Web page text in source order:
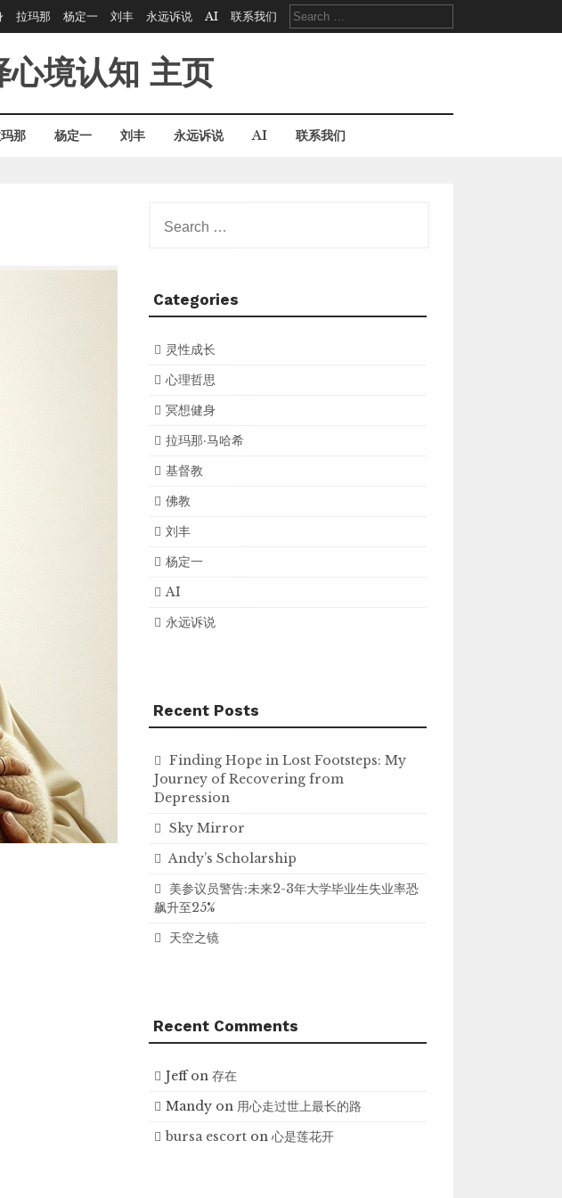
拉玛那 杨定一 刘丰 永远诉说 AI 联系我们
Search
for:
心境认知 主页
那 杨定一 刘丰 永远诉说 AI 联系我们
for:
Categories
灵性成长
心理哲思
冥想健身
拉玛那·马哈希
基督教
佛教
刘丰
杨定一
AI
永远诉说
Recent Posts
Finding Hope in Lost Footsteps: My
Journey of Recovering from
Depression
Sky Mirror
Andy’s Scholarship
美参议员警告:未来2-3年大学毕业生失业率恐
飙升至25%
天空之镜
Recent Comments
Jeffon存在
Mandy on 用心走过世上最长的路
bursa escort on心是莲花开